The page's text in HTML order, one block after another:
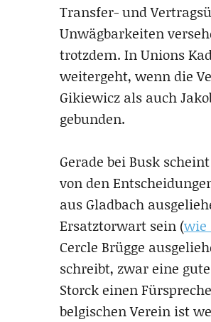
Transfer- und
Unwägbarkeiten
trotzdem. In Unions
weitergeht, wenn die
Gikiewicz als auch
gebunden.
Gerade bei Busk
von den
aus Gladbach
Ersatztorwart sein (wie
Cercle Brügge
schreibt, zwar eine
Storck einen
belgischen Verein ist